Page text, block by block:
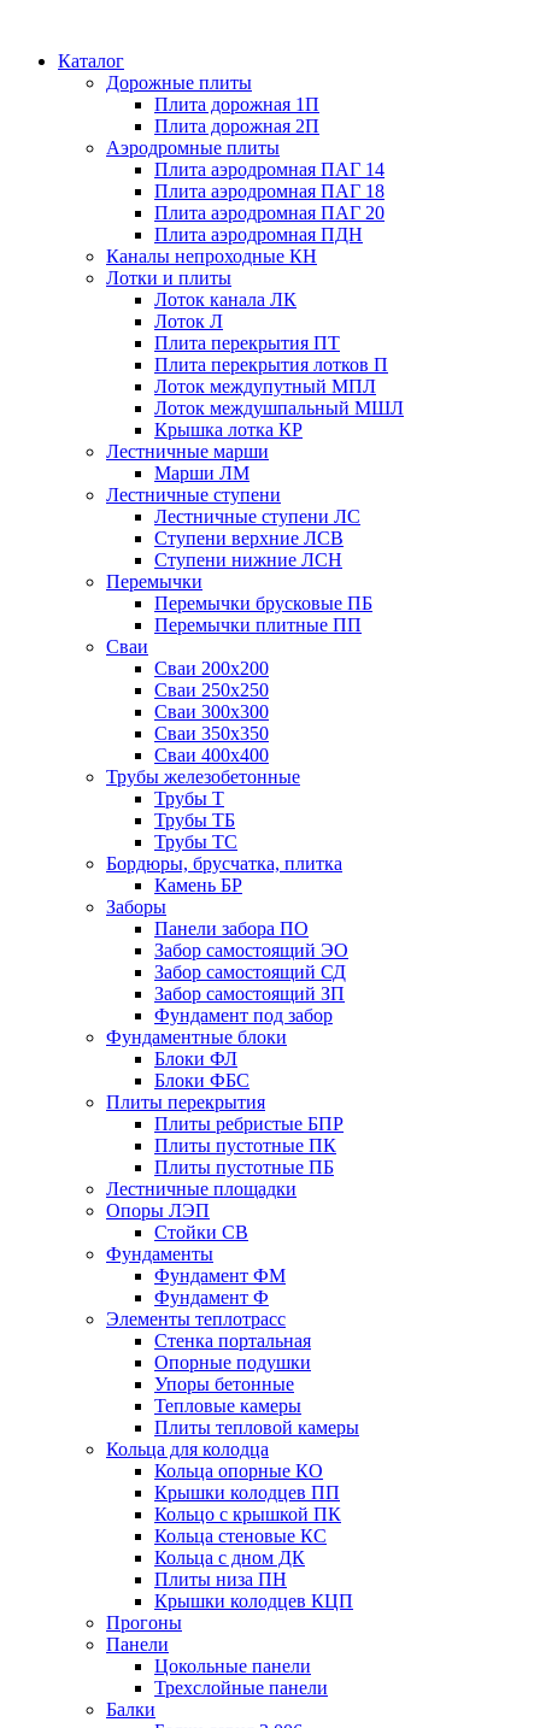
Каталог
Дорожные плиты
Плита дорожная 1П
Плита дорожная 2П
Аэродромные плиты
Плита аэродромная ПАГ 14
Плита аэродромная ПАГ 18
Плита аэродромная ПАГ 20
Плита аэродромная ПДН
Каналы непроходные КН
Лотки и плиты
Лоток канала ЛК
Лоток Л
Плита перекрытия ПТ
Плита перекрытия лотков П
Лоток междупутный МПЛ
Лоток междушпальный МШЛ
Крышка лотка КР
Лестничные марши
Марши ЛМ
Лестничные ступени
Лестничные ступени ЛС
Ступени верхние ЛСВ
Ступени нижние ЛСН
Перемычки
Перемычки брусковые ПБ
Перемычки плитные ПП
Сваи
Сваи 200х200
Сваи 250х250
Сваи 300х300
Сваи 350х350
Сваи 400х400
Трубы железобетонные
Трубы Т
Трубы ТБ
Трубы ТС
Бордюры, брусчатка, плитка
Камень БР
Заборы
Панели забора ПО
Забор самостоящий ЭО
Забор самостоящий СД
Забор самостоящий ЗП
Фyндамент под забор
Фундаментные блоки
Блоки ФЛ
Блоки ФБС
Плиты перекрытия
Плиты ребристые БПР
Плиты пустотные ПК
Плиты пустотные ПБ
Лестничные площадки
Опоры ЛЭП
Стойки СВ
Фундаменты
Фyндамент ФМ
Фyндамент Ф
Элементы теплотрасс
Стенка портальная
Опорные подушки
Упоры бетонные
Тепловые камеры
Плиты тепловой камеры
Кольца для колодца
Кольца опорные КО
Крышки колодцев ПП
Кольцо с крышкой ПК
Кольца стеновые КС
Кольца с дном ДК
Плиты низа ПН
Крышки колодцев КЦП
Прогоны
Панели
Цокольные панели
Трехслойные панели
Балки